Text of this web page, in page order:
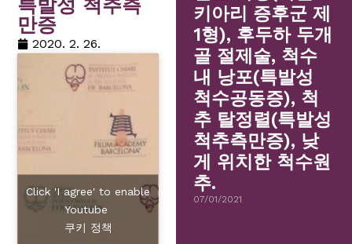
특발성 척추측
만증
2020. 2. 26.
Click 'I agree' to enable
Youtube
쿠키 정책
키아리 증후군 제
1형), 후두하 두개
골 절제술, 척수
내 낭포(특발성
척수공동증), 척
추 탈정렬(특발성
척추측만증), 낮
게 위치한 척수원
추.
07/01/2021